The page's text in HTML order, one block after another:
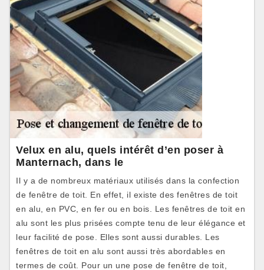
Velux en alu, quels intérêt d’en poser à
Manternach, dans le
Il y a de nombreux matériaux utilisés dans la confection
de fenêtre de toit. En effet, il existe des fenêtres de toit
en alu, en PVC, en fer ou en bois. Les fenêtres de toit en
alu sont les plus prisées compte tenu de leur élégance et
leur facilité de pose. Elles sont aussi durables. Les
fenêtres de toit en alu sont aussi très abordables en
termes de coût. Pour un une pose de fenêtre de toit,